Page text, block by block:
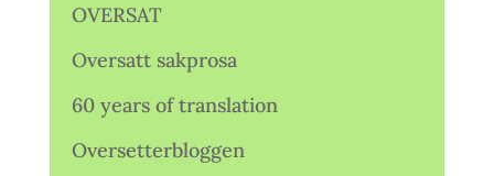
OVERSAT
Oversatt sakprosa
60 years of translation
Oversetterbloggen